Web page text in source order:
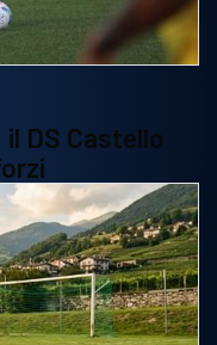
DS Castello